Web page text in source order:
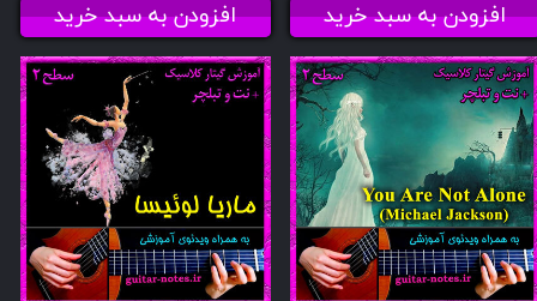
افزودن به سبد خرید افزودن به سبد خرید